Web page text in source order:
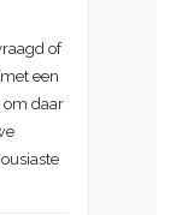
of
een
om daar